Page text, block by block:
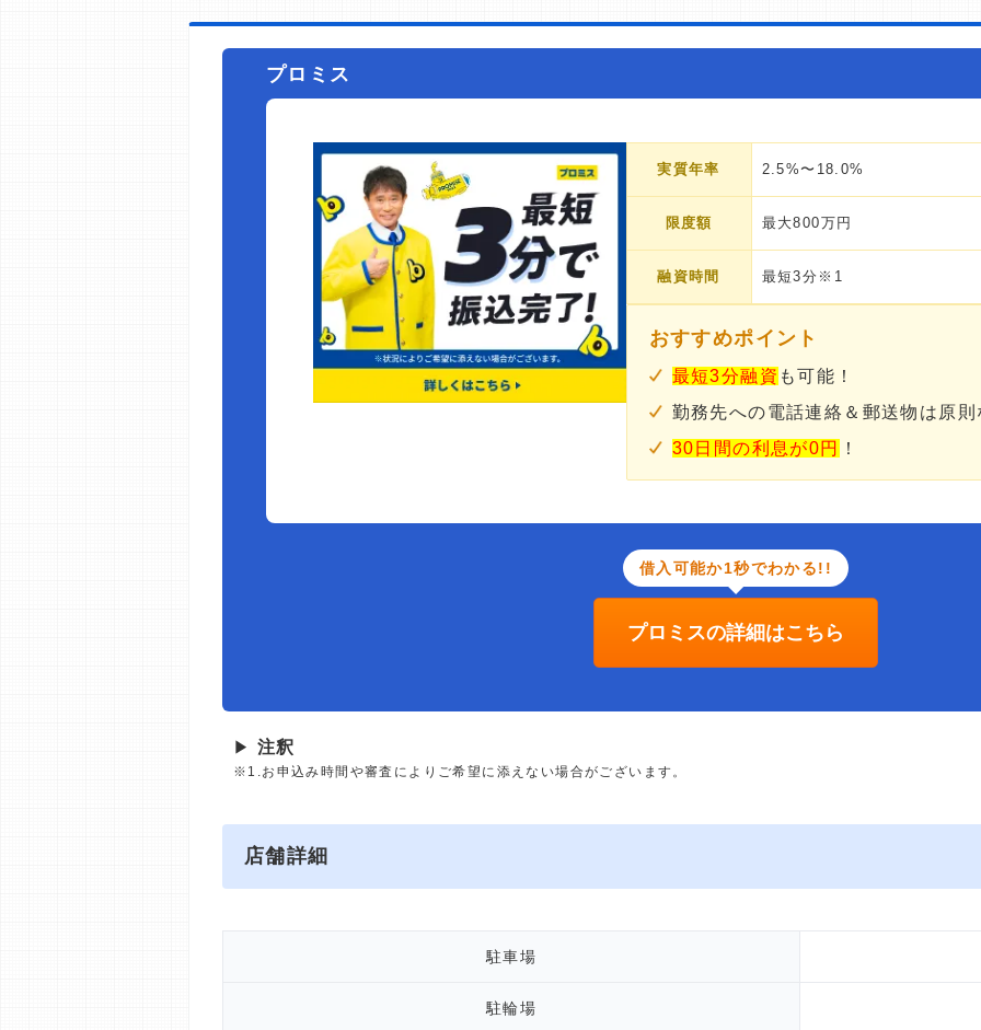
プロミス
実質年率 2.5%〜18.0%
限度額 最大800万円
融資時間 最短3分※1
おすすめポイント
最短3分融資 も可能！
勤務先への電話連絡＆郵送物は原則
30日間の利息が0円
！
借入可能か1秒でわかる!!
プロミスの詳細はこちら
▶ 注釈
※1.お申込み時間や審査によりご希望に添えない場合がございます。
店舗詳細
駐車場
駐輪場